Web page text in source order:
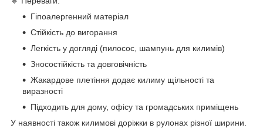
Гіпоалергенний матеріал
Стійкість до вигорання
Легкість у догляді (пилосос, шампунь для килимів)
Зносостійкість та довговічність
Жакардове плетіння додає килиму щільності та
виразності
Підходить для дому, офісу та громадських приміщень
У наявності також килимові доріжки в рулонах різної ширини.